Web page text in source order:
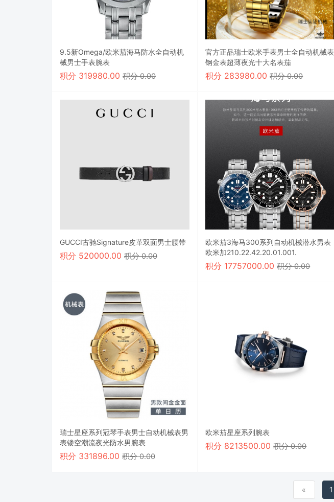
9.5新Omega/欧米茄海马防水全自动机
械男士手表腕表
积分 319980.00 积分 0.00
官方正品瑞士欧米手表男士全自动机械表
钢金表超薄夜光十大名表茄
积分 283980.00积分 0.00
GUCCI古驰Signature皮革双面男士腰带
积分 520000.00 积分 0.00
欧米茄3海马300系列自动机械潜水男表
欧米加210.22.42.20.01.001.
积分 17757000.00积分 0.00
瑞士星座系列冠琴手表男士自动机械表男
表镂空潮流夜光防水男腕表
积分 331896.00 积分 0.00
欧米茄星座系列腕表
积分 8213500.00积分 0.00
« 1